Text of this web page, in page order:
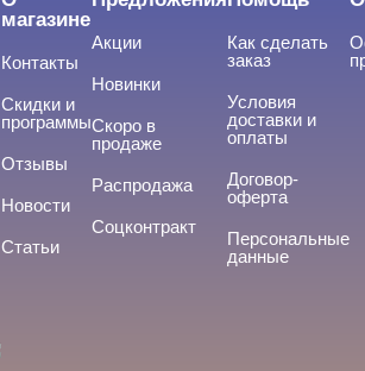
магазине
Контакты
Скидки и
программы
Отзывы
Новости
Статьи
Акции
Новинки
Скоро в
продаже
Распродажа
Соцконтракт
Как сделать
заказ
Условия
доставки и
оплаты
Договор-
оферта
Персональные
данные